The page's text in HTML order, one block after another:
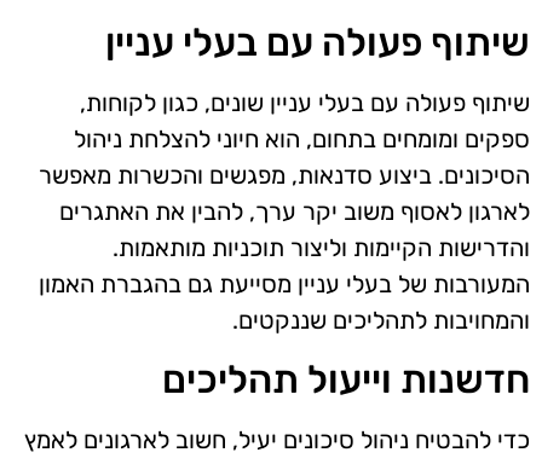
שיתוף פעולה עם בעלי עניין
שיתוף פעולה עם בעלי עניין שונים, כגון לקוחות,
ספקים ומומחים בתחום, הוא חיוני להצלחת ניהול
הסיכונים. ביצוע סדנאות, מפגשים והכשרות מאפשר
לארגון לאסוף משוב יקר ערך, להבין את האתגרים
והדרישות הקיימות וליצור תוכניות מותאמות.
המעורבות של בעלי עניין מסייעת גם בהגברת האמון
והמחויבות לתהליכים שננקטים.
חדשנות וייעול תהליכים
כדי להבטיח ניהול סיכונים יעיל, חשוב לארגונים לאמץ